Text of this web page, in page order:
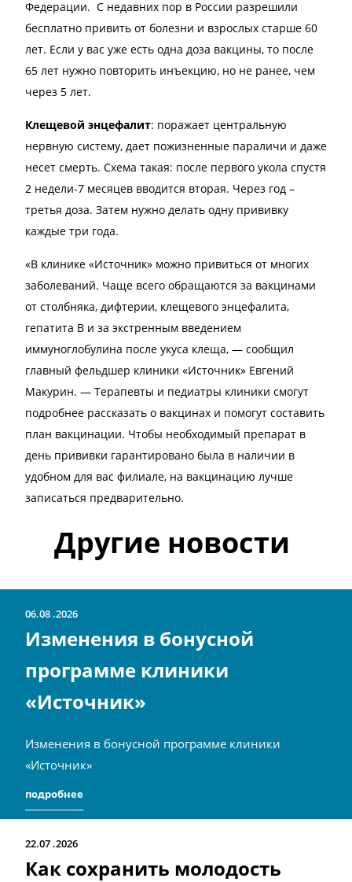
Федерации. С недавних пор в России разрешили
бесплатно привить от болезни и взрослых старше 60
лет. Если у вас уже есть одна доза вакцины, то после
65 лет нужно повторить инъекцию, но не ранее, чем
через 5 лет.
Клещевой энцефалит: поражает центральную
нервную систему, дает пожизненные параличи и даже
несет смерть. Схема такая: после первого укола спустя
2 недели-7 месяцев вводится вторая. Через год –
третья доза. Затем нужно делать одну прививку
каждые три года.
«В клинике «Источник» можно привиться от многих
заболеваний. Чаще всего обращаются за вакцинами
от столбняка, дифтерии, клещевого энцефалита,
гепатита В и за экстренным введением
иммуноглобулина после укуса клеща, — сообщил
главный фельдшер клиники «Источник» Евгений
Макурин. — Терапевты и педиатры клиники смогут
подробнее рассказать о вакцинах и помогут составить
план вакцинации. Чтобы необходимый препарат в
день прививки гарантировано была в наличии в
удобном для вас филиале, на вакцинацию лучше
записаться предварительно.
Другие новости
06.08 2026
Изменения в бонусной
программе клиники
«Источник»
Изменения в бонусной программе клиники
«Источник»
подробнее
22.07 2026
Как сохранить молодость